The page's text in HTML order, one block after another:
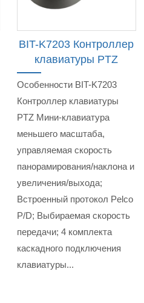
BIT-K7203 Контроллер
клавиатуры PTZ
Особенности BIT-K7203
Контроллер клавиатуры
PTZ Мини-клавиатура
меньшего масштаба,
управляемая скорость
панорамирования/наклона и
увеличения/выхода;
Встроенный протокол Pelco
P/D; Выбираемая скорость
передачи; 4 комплекта
каскадного подключения
клавиатуры...